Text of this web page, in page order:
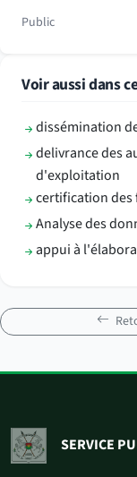
Public
Voir aussi dans
dissémination
delivrance des
d'exploitation
certification
Analyse des
appui à
SERVICE